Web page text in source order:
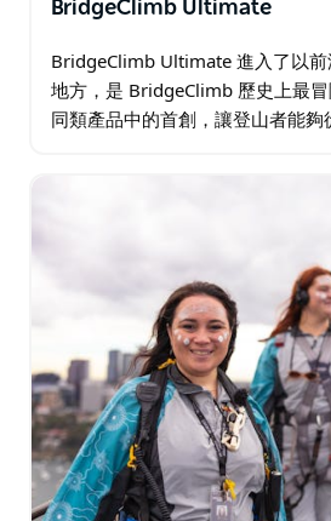
BridgeClimb Ultimate
BridgeClimb Ultimate 進入了以
地方，是 BridgeClimb 歷史上最
同類產品中的首創，讓登山者能夠